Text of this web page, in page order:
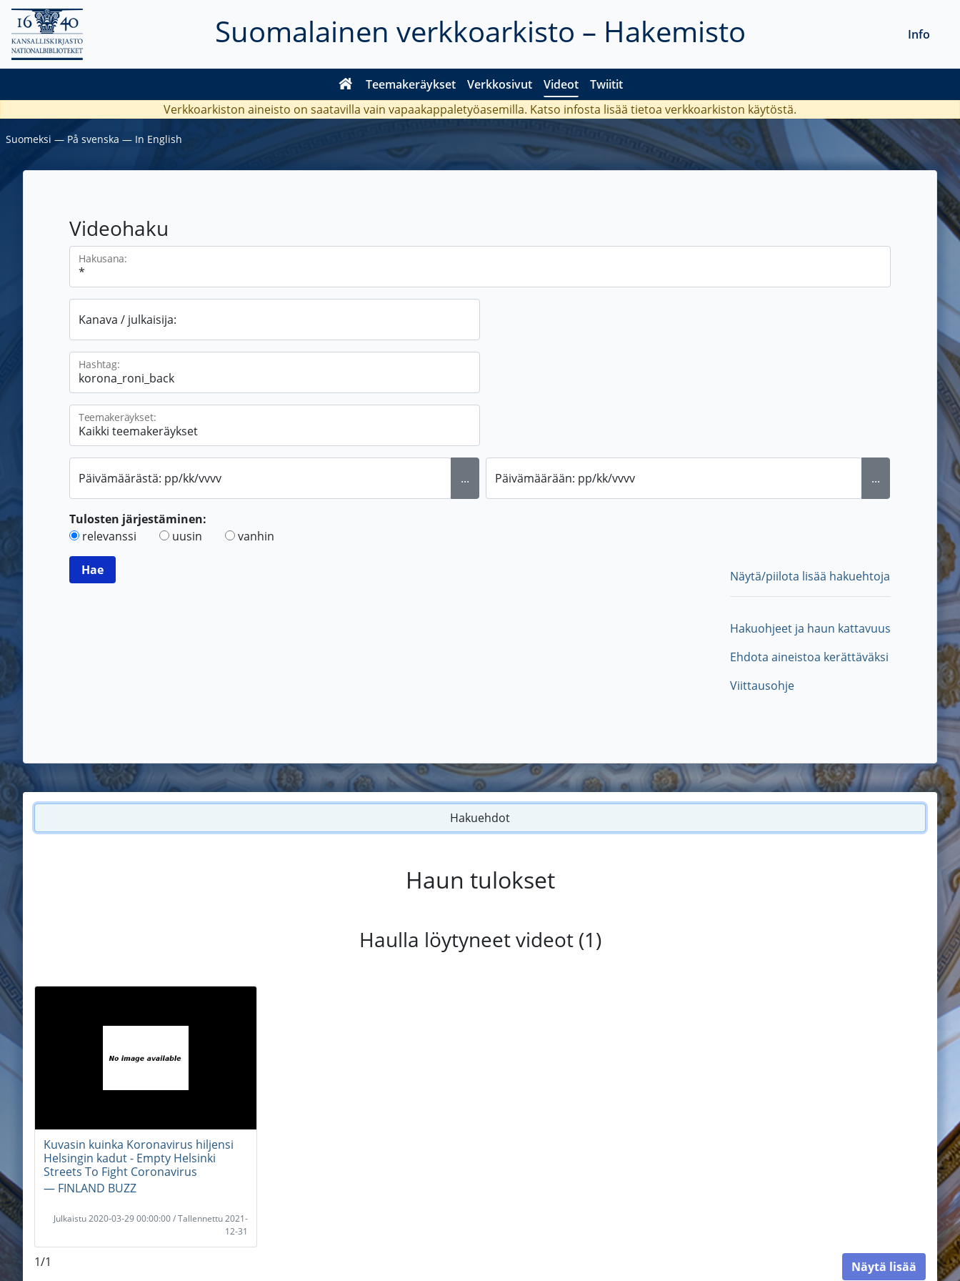
Suomalainen verkkoarkisto – Hakemisto
Teemakeräykset Verkkosivut Videot Twiitit
Info
Verkkoarkiston aineisto on saatavilla vain vapaakappaletyöasemilla. Katso infosta lisää tietoa verkkoarkiston käytöstä.
Suomeksi ― På svenska ― In English
Videohaku
Hakusana:
Kanava / julkaisija:
Hashtag:
Teemakeräykset:
Päivämäärästä: pp/kk/vvvv ... Päivämäärään: pp/kk/vvvv ...
Tulosten järjestäminen:
relevanssi
uusin vanhin
Näytä/piilota lisää hakuehtoja
Hakuohjeet ja haun kattavuus
Ehdota aineistoa kerättäväksi
Viittausohje
Hakuehdot
Haun tulokset
Haulla löytyneet videot (1)
Kuvasin kuinka Koronavirus hiljensi
Helsingin kadut - Empty Helsinki
Streets To Fight Coronavirus
― FINLAND BUZZ
Julkaistu 2020-03-29 00:00:00 / Tallennettu 2021-
12-31
1/1 Näytä lisää